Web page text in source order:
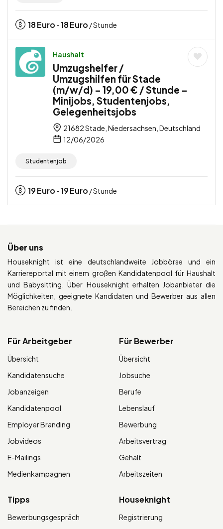
18Euro -18Euro / Stunde
Haushalt
Umzugshelfer /
Umzugshilfen für Stade
(m/w/d) – 19,00 € / Stunde –
Minijobs, Studentenjobs,
Gelegenheitsjobs
21682 Stade, Niedersachsen, Deutschland
12/06/2026
Studentenjob
19Euro -19Euro / Stunde
Über uns
Houseknight ist eine deutschlandweite Jobbörse und ein
Karriereportal mit einem großen Kandidatenpool für Haushalt
und Babysitting. Über Houseknight erhalten Jobanbieter die
Möglichkeiten, geeignete Kandidaten und Bewerber aus allen
Bereichen zu finden.
Für Arbeitgeber
Übersicht
Kandidatensuche
Jobanzeigen
Kandidatenpool
Employer Branding
Jobvideos
E-Mailings
Medienkampagnen
Für Bewerber
Übersicht
Jobsuche
Berufe
Lebenslauf
Bewerbung
Arbeitsvertrag
Gehalt
Arbeitszeiten
Tipps
Bewerbungsgespräch
Houseknight
Registrierung